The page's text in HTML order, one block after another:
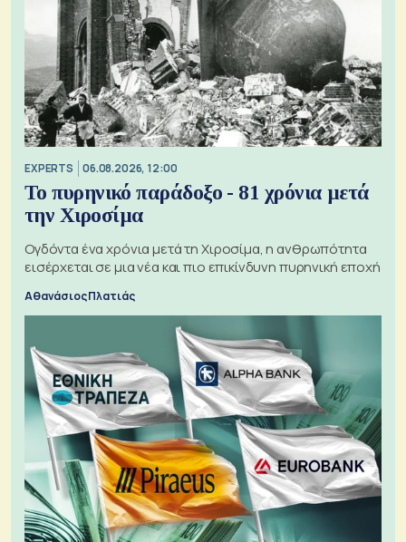
EXPERTS 06.08.2026, 12:00
Το πυρηνικό παράδοξο - 81 χρόνια μετά
την Χιροσίμα
Ογδόντα ένα χρόνια μετά τη Χιροσίμα, η ανθρωπότητα
εισέρχεται σε μια νέα και πιο επικίνδυνη πυρηνική εποχή
Αθανάσιος Πλατιάς